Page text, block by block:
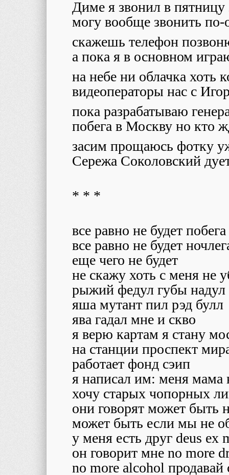
Диме я звонил в
могу вообще звонить по-
скажешь телефон
а пока я в основном
на небе ни облачка хоть
видеоператоры нас с
пока разрабатываю
побега в Москву но кто
засим прощаюсь фотку
Сережа Соколовский
* * *
все равно не будет побега
все равно не будет
еще чего не будет
не скажу хоть с меня не
рыжий федул губы надул
яша мутант пил рэд булл
ява гадал мне и скво
я верю картам я стану
на станции проспект
работает фонд сэип
я написал им: меня мама
хочу старых чопорных
они говорят может быть
может быть если мы не
у меня есть друг deus ex
он говорит мне no more
no more alcohol продавай